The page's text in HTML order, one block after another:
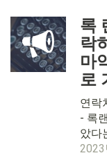
록
락
마
로
연락
- 록
았다